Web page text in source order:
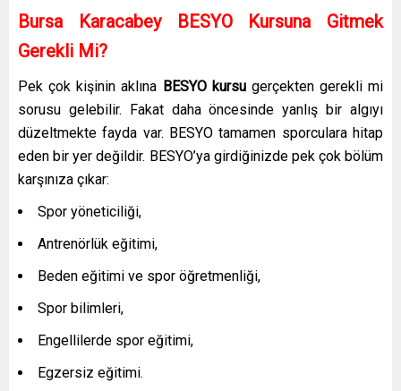
Bursa Karacabey BESYO Kursuna Gitmek
Gerekli Mi?
Pek çok kişinin aklına BESYO kursu gerçekten gerekli mi
sorusu gelebilir. Fakat daha öncesinde yanlış bir algıyı
düzeltmekte fayda var. BESYO tamamen sporculara hitap
eden bir yer değildir. BESYO’ya girdiğinizde pek çok bölüm
karşınıza çıkar:
Spor yöneticiliği,
Antrenörlük eğitimi,
Beden eğitimi ve spor öğretmenliği,
Spor bilimleri,
Engellilerde spor eğitimi,
Egzersiz eğitimi.